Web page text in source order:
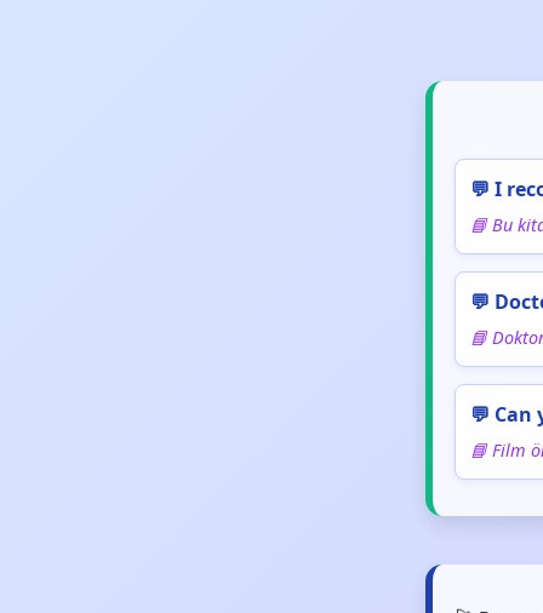
💬 I
📘 Bu
💬
📘
💬
📘 Film